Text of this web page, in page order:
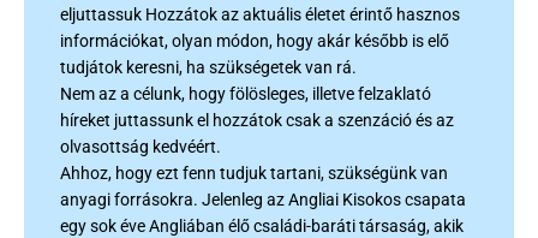
eljuttassuk Hozzátok az aktuális életet érintő hasznos
információkat, olyan módon, hogy akár később is elő
tudjátok keresni, ha szükségetek van rá.
Nem az a célunk, hogy fölösleges, illetve felzaklató
híreket juttassunk el hozzátok csak a szenzáció és az
olvasottság kedvéért.
Ahhoz, hogy ezt fenn tudjuk tartani, szükségünk van
anyagi forrásokra. Jelenleg az Angliai Kisokos csapata
egy sok éve Angliában élő családi-baráti társaság, akik